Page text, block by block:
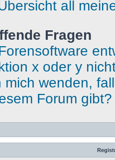
all
Fragen
x oder y
mich wenden,
Forum gibt?